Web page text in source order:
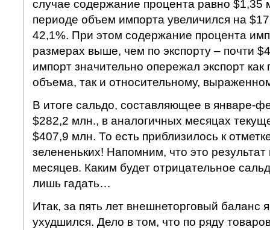
случае содержание процента равно $1,35
периоде объем импорта увеличился на
42,1%. При этом содержание процента
размерах выше, чем по экспорту – почти
импорт значительно опережал экспорт
объема, так и относительному,
В итоге сальдо, составляющее в январе-
$282,2 млн., в аналогичных месяцах
$407,9 млн. То есть приблизилось к
зелененьких! Напомним, что это результат
месяцев. Каким будет отрицательное
лишь гадать…
Итак, за пять лет внешнеторговый баланс
ухудшился. Дело в том, что по ряду